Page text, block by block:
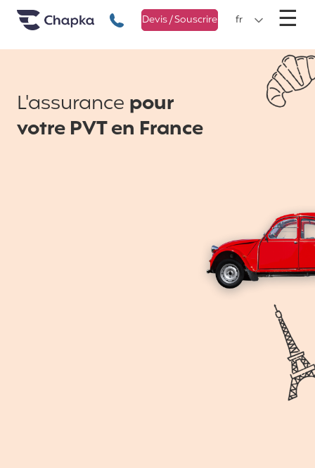
Chapka Assurances Voyages
+33 1 74 85 50 50
Devis / Souscrire fr ☰
L'assurance pour
votre PVT en France